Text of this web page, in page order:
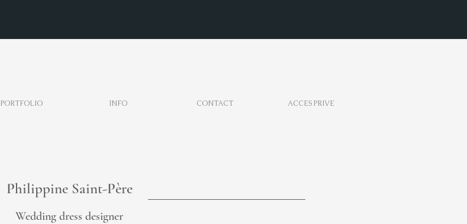
Philippine Saint-Père
Wedding dress designer
PORTFOLIO INFO CONTACT ACCES PRIVE